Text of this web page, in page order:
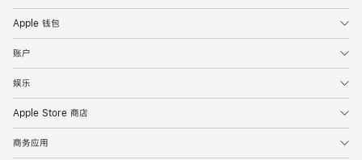
Apple 钱包
账户
娱乐
Apple Store 商店
商务应用